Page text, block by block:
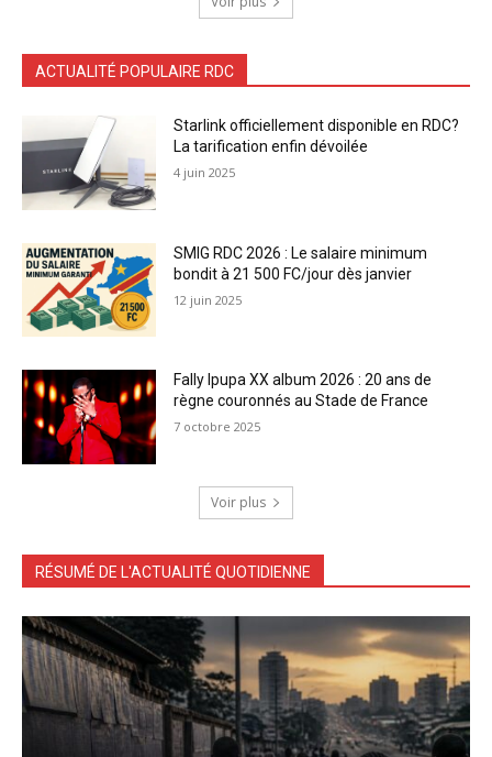
ACTUALITÉ POPULAIRE RDC
Starlink officiellement disponible en RDC?
La tarification enfin dévoilée
4 juin 2025
SMIG RDC 2026 : Le salaire minimum
bondit à 21 500 FC/jour dès janvier
12 juin 2025
Fally Ipupa XX album 2026 : 20 ans de
règne couronnés au Stade de France
7 octobre 2025
Voir plus
RÉSUMÉ DE L'ACTUALITÉ QUOTIDIENNE